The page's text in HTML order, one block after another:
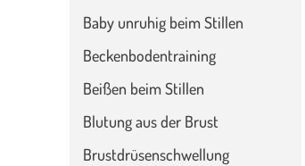
Baby unruhig beim Stillen
Beckenbodentraining
Beißen beim Stillen
Blutung aus der Brust
Brustdrüsenschwellung